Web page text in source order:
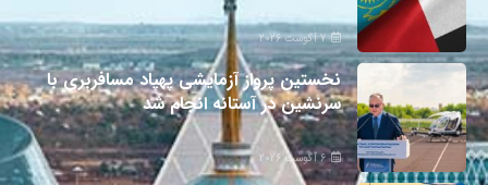
7 آگوست 2026
نخستین پرواز آزمایشی پهپاد مسافربری با
سرنشین در آستانه انجام شد
6 آگوست 2026